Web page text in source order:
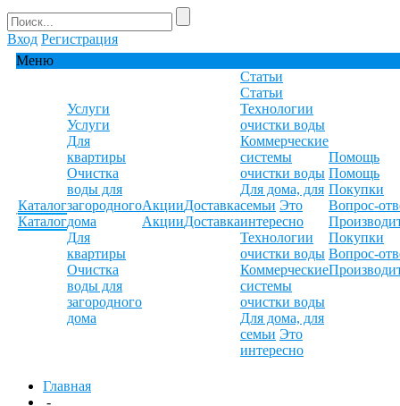
Вход Регистрация
Меню
Каталог
Каталог
Услуги
Услуги
Для
квартиры
Очистка
воды для
загородного
дома
Для
квартиры
Очистка
воды для
загородного
дома
Акции
Акции
Доставка
Доставка
Статьи
Статьи
Технологии
очистки воды
Коммерческие
системы
очистки воды
Для дома, для
семьи Это
интересно
Технологии
очистки воды
Коммерческие
системы
очистки воды
Для дома, для
семьи Это
интересно
Помощь
Помощь
Покупки
Вопрос-
Покупки
Вопрос-
Главная
-